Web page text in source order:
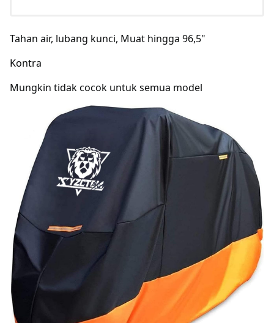
Tahan air, lubang kunci, Muat hingga 96,5"
Kontra
Mungkin tidak cocok untuk semua model